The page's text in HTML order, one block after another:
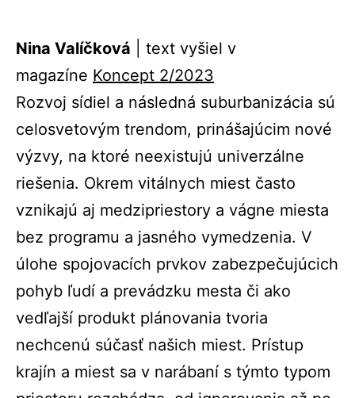
Nina Valíčková | text vyšiel v
magazíne Koncept 2/2023
Rozvoj sídiel a následná suburbanizácia sú
celosvetovým trendom, prinášajúcim nové
výzvy, na ktoré neexistujú univerzálne
riešenia. Okrem vitálnych miest často
vznikajú aj medzipriestory a vágne miesta
bez programu a jasného vymedzenia. V
úlohe spojovacích prvkov zabezpečujúcich
pohyb ľudí a prevádzku mesta či ako
vedľajší produkt plánovania tvoria
nechcenú súčasť našich miest. Prístup
krajín a miest sa v narábaní s týmto typom